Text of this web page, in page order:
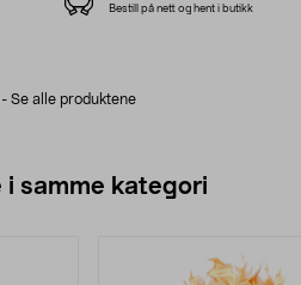
- Se alle produktene
Bestill på nett og hent i butikk
i samme kategori